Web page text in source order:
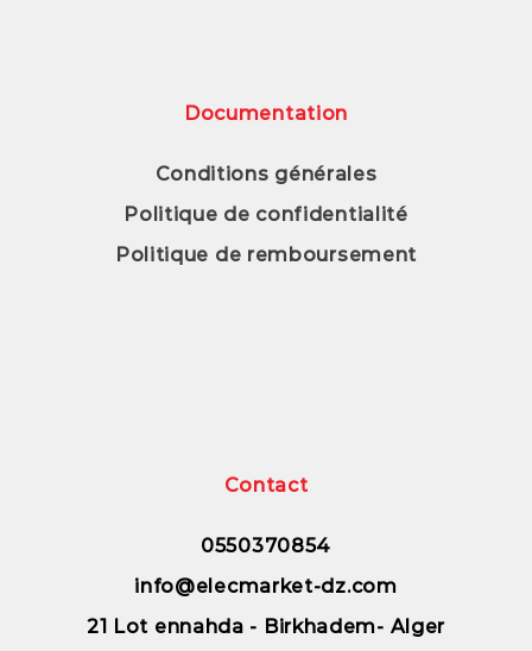
Documentation
Conditions générales
Politique de confidentialité
Politique de remboursement
Contact
0550370854
info@elecmarket-dz.com
21 Lot ennahda - Birkhadem- Alger